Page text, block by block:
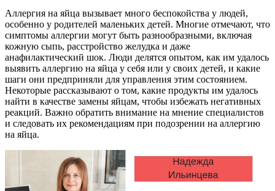
Аллергия на яйца вызывает много беспокойства у людей,
особенно у родителей маленьких детей. Многие отмечают, что
симптомы аллергии могут быть разнообразными, включая
кожную сыпь, расстройство желудка и даже
анафилактический шок. Люди делятся опытом, как им удалось
выявить аллергию на яйца у себя или у своих детей, и какие
шаги они предприняли для управления этим состоянием.
Некоторые рассказывают о том, какие продукты им удалось
найти в качестве замены яйцам, чтобы избежать негативных
реакций. Важно обратить внимание на мнение специалистов
и следовать их рекомендациям при подозрении на аллергию
на яйца.